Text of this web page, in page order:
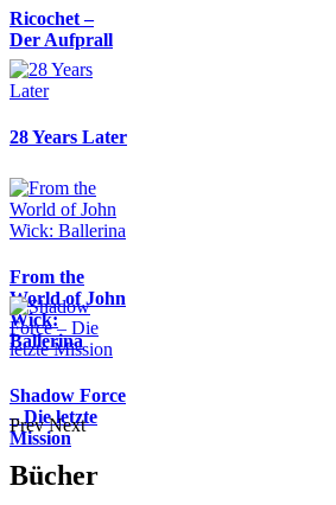
Ricochet –
Der Aufprall
28 Years Later
From the
World of John
Wick:
Ballerina
Shadow Force
– Die letzte
Mission
Prev Next
Bücher